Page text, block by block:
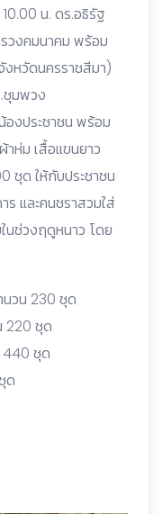
น. ดร.อธิรัฐ
วงคมนาคม พร้อม
หวัดนครราชสีมา)
ชุมพวง
องประชาชน พร้อม
ห่ม เสื้อแขนยาว
ชุด ให้กับประชาชน
และคนชราสวมใส่
นช่วงฤดูหนาว โดย
นวน 230 ชุด
220 ชุด
440 ชุด
ด